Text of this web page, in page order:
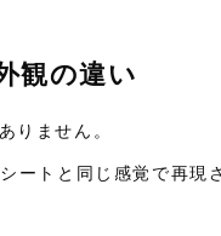
観の違い
りません。
ートと同じ感覚で再現